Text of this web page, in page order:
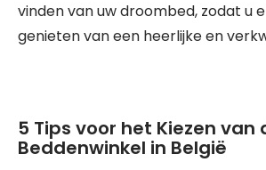
vinden van uw droombed, zodat u
genieten van een heerlijke en
5 Tips voor het Kiezen van
Beddenwinkel in België